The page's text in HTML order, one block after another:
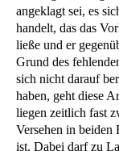
angeklagt sei, es
handelt, das das
ließe und er
Grund des
sich nicht darauf
haben, geht diese
liegen zeitlich fast
Versehen in beiden
ist. Dabei darf zu